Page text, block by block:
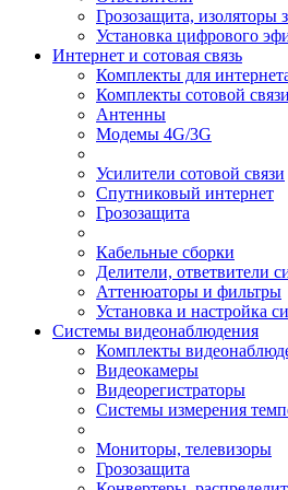
Грозозащита, изоляторы
Установка цифрового
Интернет и сотовая связь
Комплекты для
Комплекты сотовой связи
Антенны
Модемы 4G/3G
Усилители сотовой связи
Спутниковый интернет
Грозозащита
Кабельные сборки
Делители, ответвители
Аттенюаторы и фильтры
Установка и настройка
Системы видеонаблюдения
Комплекты
Видеокамеры
Видеорегистраторы
Системы измерения
Мониторы, телевизоры
Грозозащита